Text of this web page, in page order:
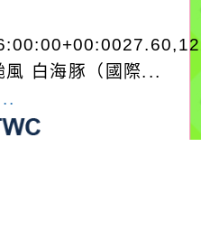
風 白海豚（國際...